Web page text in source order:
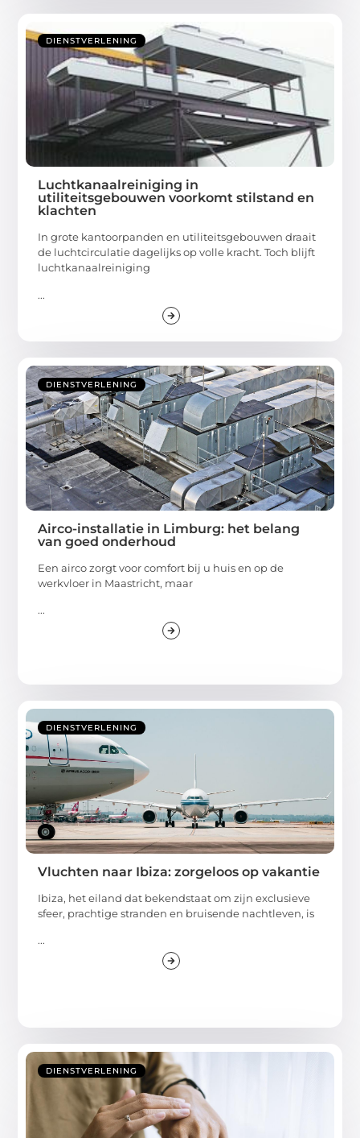
DIENSTVERLENING
Luchtkanaalreiniging in
utiliteitsgebouwen voorkomt stilstand en
klachten
In grote kantoorpanden en utiliteitsgebouwen draait
de luchtcirculatie dagelijks op volle kracht. Toch blijft
luchtkanaalreiniging
...
DIENSTVERLENING
Airco-installatie in Limburg: het belang
van goed onderhoud
Een airco zorgt voor comfort bij u huis en op de
werkvloer in Maastricht, maar
...
DIENSTVERLENING
Vluchten naar Ibiza: zorgeloos op vakantie
Ibiza, het eiland dat bekendstaat om zijn exclusieve
sfeer, prachtige stranden en bruisende nachtleven, is
...
DIENSTVERLENING